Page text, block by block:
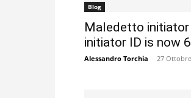
Blog
Maledetto initiator
initiator ID is now
Alessandro Torchia - 27